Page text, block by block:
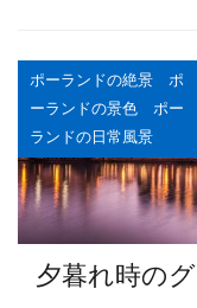
ポーランドの絶景 ポ
ーランドの景色 ポー
ランドの日常風景
夕暮れ時の